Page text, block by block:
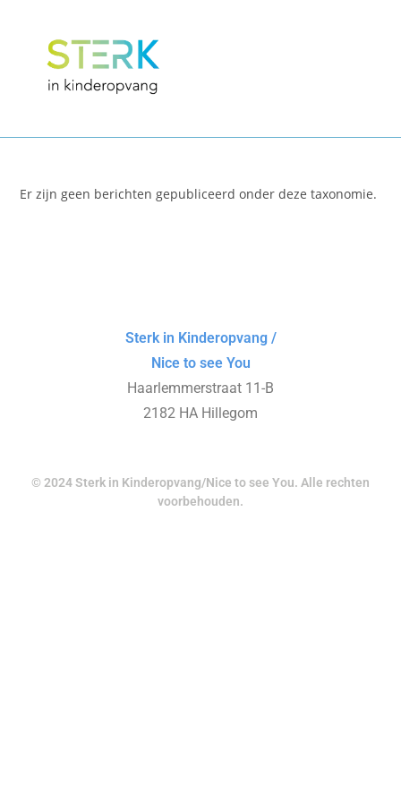
Er zijn geen berichten gepubliceerd onder deze taxonomie.
Sterk in Kinderopvang /
Nice to see You
Haarlemmerstraat 11-B
2182 HA Hillegom
© 2024 Sterk in Kinderopvang/Nice to see You. Alle rechten
voorbehouden.